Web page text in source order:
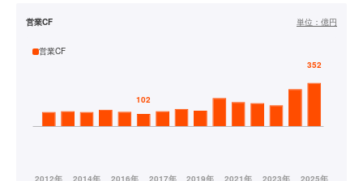
営業CF 単位： 億円
営業CF